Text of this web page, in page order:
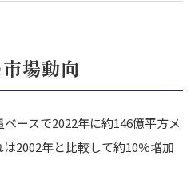
場動向
ースで2022年に約146億平方メ
2002年と比較して約10％増加